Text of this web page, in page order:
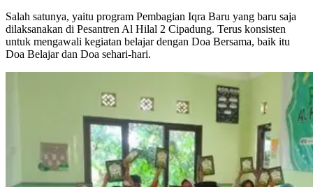
Salah satunya, yaitu program Pembagian Iqra Baru yang baru saja
dilaksanakan di Pesantren Al Hilal 2 Cipadung. Terus konsisten
untuk mengawali kegiatan belajar dengan Doa Bersama, baik itu
Doa Belajar dan Doa sehari-hari.